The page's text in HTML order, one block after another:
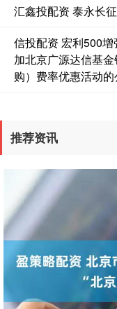
汇鑫投配资 泰永长
信投配资 宏利500
加北京广源达信基
购）费率优惠活动
推荐资讯